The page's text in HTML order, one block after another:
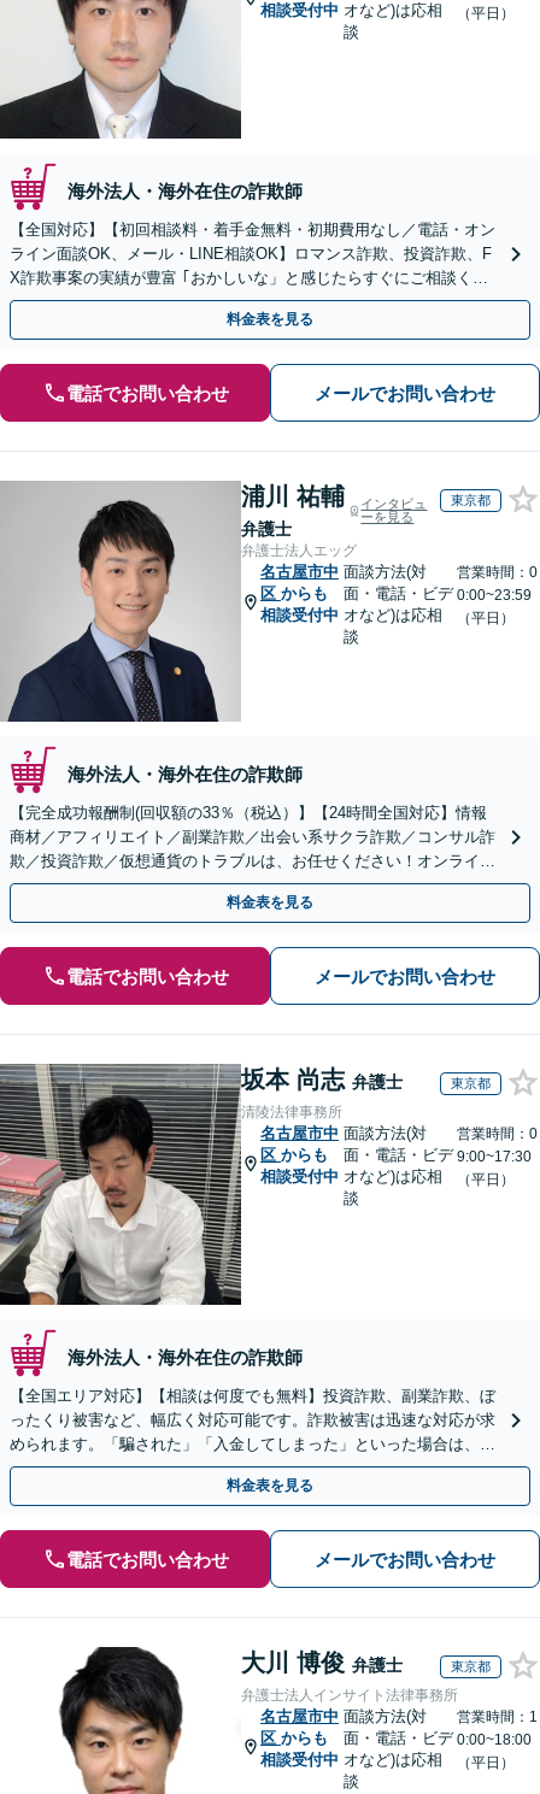
相談受付中 オなど)は応相
談
（平日）
海外法人・海外在住の詐欺師
【全国対応】【初回相談料・着手金無料・初期費用なし／電話・オン
ライン面談OK、メール・LINE相談OK】ロマンス詐欺、投資詐欺、F
X詐欺事案の実績が豊富 ｢おかしいな」と感じたらすぐにご相談くだ
さい。
料金表を見る
電話でお問い合わせ メールでお問い合わせ
浦川 祐輔
弁護士
インタビュ
ーを見る
東京都
弁護士法人エッグ
名古屋市中
区 からも
相談受付中
面談方法(対
面・電話・ビデ
オなど)は応相
談
営業時間：0
0:00~23:59
（平日）
海外法人・海外在住の詐欺師
【完全成功報酬制(回収額の33％（税込）】【24時間全国対応】情報
商材／アフィリエイト／副業詐欺／出会い系サクラ詐欺／コンサル詐
欺／投資詐欺／仮想通貨のトラブルは、お任せください！オンライン
のみで解決も可能！
料金表を見る
電話でお問い合わせ メールでお問い合わせ
坂本 尚志 弁護士 東京都
清陵法律事務所
名古屋市中
区 からも
相談受付中
面談方法(対
面・電話・ビデ
オなど)は応相
談
営業時間：0
9:00~17:30
（平日）
海外法人・海外在住の詐欺師
【全国エリア対応】【相談は何度でも無料】投資詐欺、副業詐欺、ぼ
ったくり被害など、幅広く対応可能です。詐欺被害は迅速な対応が求
められます。「騙された」「入金してしまった」といった場合は、お
早めにご相談ください。【電話・メール・WEB相談可】
料金表を見る
電話でお問い合わせ メールでお問い合わせ
大川 博俊 弁護士 東京都
弁護士法人インサイト法律事務所
名古屋市中
区 からも
相談受付中
面談方法(対
面・電話・ビデ
オなど)は応相
談
営業時間：1
0:00~18:00
（平日）